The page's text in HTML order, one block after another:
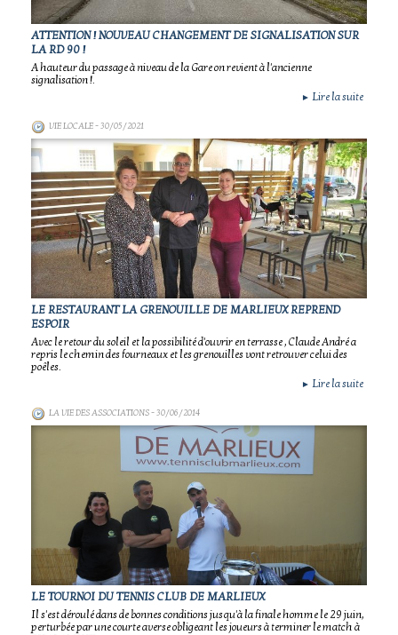
ATTENTION ! NOUVEAU CHANGEMENT DE SIGNALISATION SUR
LA RD 90 !
A hauteur du passage à niveau de la Gare on revient à l'ancienne
signalisation !.
► Lire la suite
VIE LOCALE- 30/05/2021
LE RESTAURANT LA GRENOUILLE DE MARLIEUX REPREND
ESPOIR
Avec le retour du soleil et la possibilité d'ouvrir en terrasse , Claude André a
repris le chemin des fourneaux et les grenouilles vont retrouver celui des
poêles.
► Lire la suite
LA VIE DES ASSOCIATIONS- 30/06/2014
LE TOURNOI DU TENNIS CLUB DE MARLIEUX
Il s'est déroulé dans de bonnes conditions jusqu'à la finale homme le 29 juin,
perturbée par une courte averse obligeant les joueurs à terminer le match à